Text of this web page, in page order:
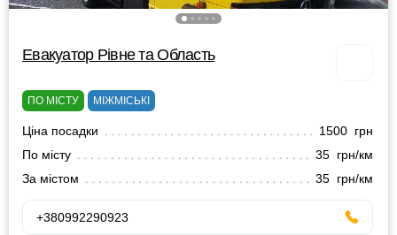
Евакуатор Рівне та Область
ПО МІСТУ МІЖМІСЬКІ
Ціна посадки
1500 грн
По місту
35 грн/км
За містом
35 грн/км
+380992290923